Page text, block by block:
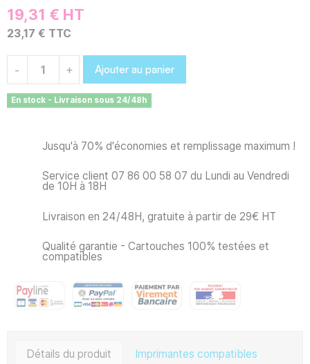
19,31 € HT
23,17 € TTC
- + Ajouter au panier
En stock - Livraison sous 24/48h
Jusqu'à 70% d'économies et remplissage maximum !
Service client 07 86 00 58 07 du Lundi au Vendredi
de 10H à 18H
Livraison en 24/48H, gratuite à partir de 29€ HT
Qualité garantie - Cartouches 100% testées et
compatibles
Détails du produit Imprimantes compatibles